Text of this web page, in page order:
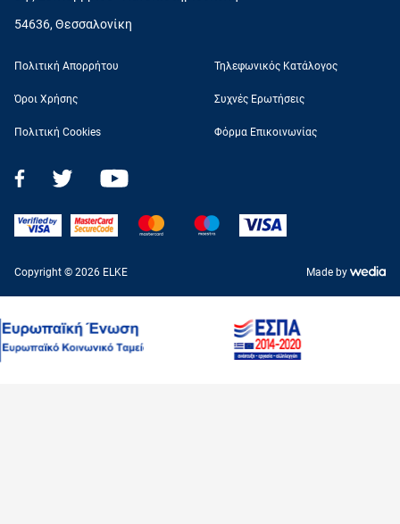
54636, Θεσσαλονίκη
Πολιτική Απορρήτου
Όροι Χρήσης
Πολιτική Cookies
Τηλεφωνικός Κατάλογος
Συχνές Ερωτήσεις
Φόρμα Επικοινωνίας
Copyright © 2026 ELKE Made by